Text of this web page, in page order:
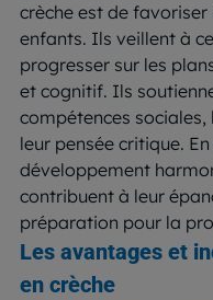
crèche est de
enfants. Ils veillent à
progresser sur les
et cognitif. Ils
compétences
leur pensée critique.
développement
contribuent à leur
préparation pour la
Les avantages et
en crèche